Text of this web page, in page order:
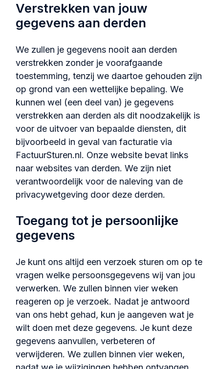
Verstrekken van jouw
gegevens aan derden
We zullen je gegevens nooit aan derden
verstrekken zonder je voorafgaande
toestemming, tenzij we daartoe gehouden zijn
op grond van een wettelijke bepaling. We
kunnen wel (een deel van) je gegevens
verstrekken aan derden als dit noodzakelijk is
voor de uitvoer van bepaalde diensten, dit
bijvoorbeeld in geval van facturatie via
FactuurSturen.nl. Onze website bevat links
naar websites van derden. We zijn niet
verantwoordelijk voor de naleving van de
privacywetgeving door deze derden.
Toegang tot je persoonlijke
gegevens
Je kunt ons altijd een verzoek sturen om op te
vragen welke persoonsgegevens wij van jou
verwerken. We zullen binnen vier weken
reageren op je verzoek. Nadat je antwoord
van ons hebt gehad, kun je aangeven wat je
wilt doen met deze gegevens. Je kunt deze
gegevens aanvullen, verbeteren of
verwijderen. We zullen binnen vier weken,